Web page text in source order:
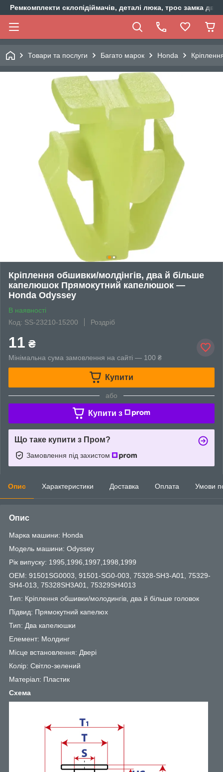
Ремкомплекти склопідіймачів, деталі люка, трос замка
Товари та послуги Багато марок Honda
Кріплення обшивки/молдінгів, два й більше
капелюшок Прямокутний капелюшок —
Honda Odyssey
В наявності
Код: SS-23210-15200
Роздріб
11 ₴
Мінімальна сума замовлення на сайті — 100 ₴
Купити
або
Купити з
Що таке купити з Пром?
Замовлення під захистом
Опис Характеристики Доставка Оплата Умови
Опис
Марка машини: Honda
Модель машини: Odyssey
Рік випуску: 1995,1996,1997,1998,1999
OEM: 91501SG0003, 91501-SG0-003, 75328-SH3-A01, 75329-
SH4-013, 75328SH3A01, 75329SH4013
Тип: Кріплення обшивки/молодингів, два й більше головок
Підвид: Прямокутний капелюх
Тип: Два капелюшки
Елемент: Молдинг
Місце встановлення: Двері
Колір: Світло-зелений
Матеріал: Пластик
Схема